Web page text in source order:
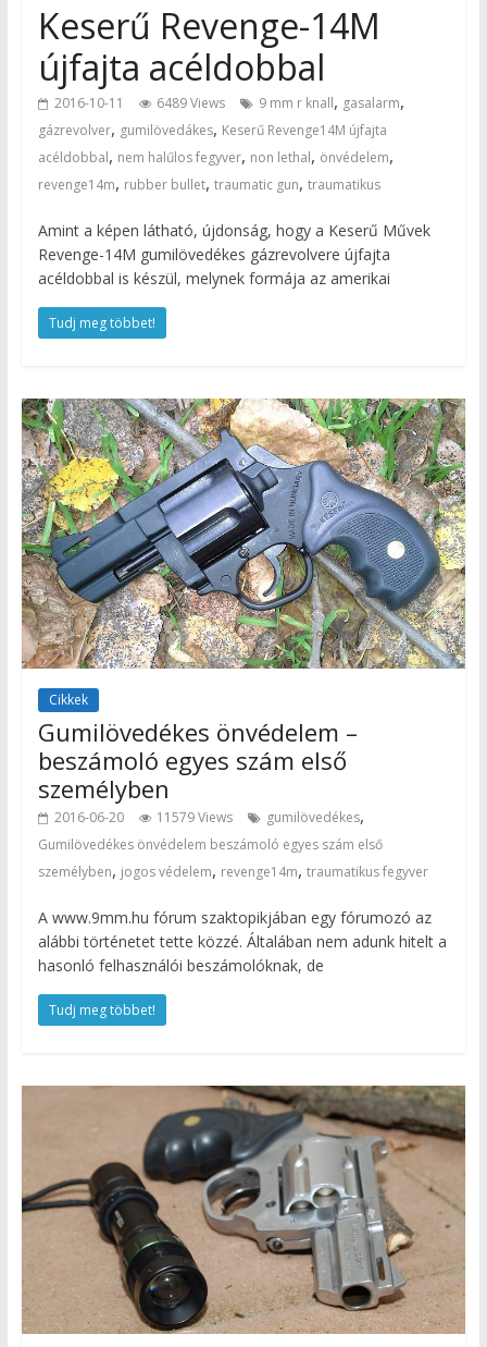
Keserű Revenge-14M
újfajta acéldobbal
2016-10-11 6489 Views 9 mm r knall, gasalarm,
gázrevolver, gumilövedákes, Keserű Revenge14M újfajta
acéldobbal, nem halűlos fegyver, non lethal, önvédelem,
revenge14m, rubber bullet, traumatic gun, traumatikus
Amint a képen látható, újdonság, hogy a Keserű Művek
Revenge-14M gumilövedékes gázrevolvere újfajta
acéldobbal is készül, melynek formája az amerikai
Tudj meg többet!
Cikkek
Gumilövedékes önvédelem –
beszámoló egyes szám első
személyben
2016-06-20 11579 Views gumilövedékes,
Gumilövedékes önvédelem beszámoló egyes szám első
személyben, jogos védelem, revenge14m, traumatikus fegyver
A www.9mm.hu fórum szaktopikjában egy fórumozó az
alábbi történetet tette közzé. Általában nem adunk hitelt a
hasonló felhasználói beszámolóknak, de
Tudj meg többet!